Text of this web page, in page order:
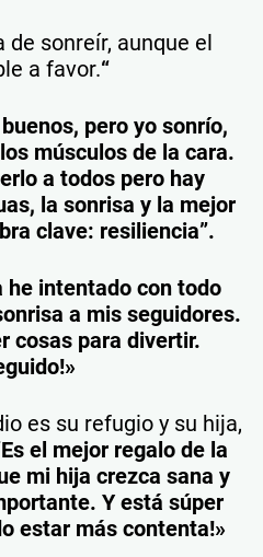
de sonreír, aunque el
a favor.“
pero yo sonrío,
músculos de la cara.
a todos pero hay
la sonrisa y la mejor
clave: resiliencia”.
he intentado con todo
a mis seguidores.
cosas para divertir.
es su refugio y su hija,
el mejor regalo de la
mi hija crezca sana y
Y está súper
estar más contenta!»